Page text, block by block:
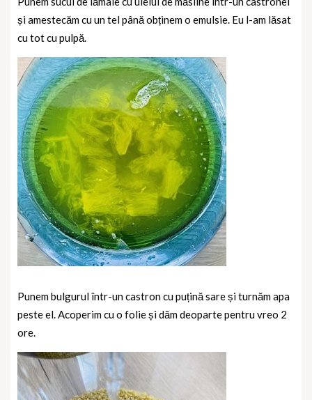
și amestecăm cu un tel până obținem o emulsie. Eu l-am lăsat
cu tot cu pulpă.
Punem bulgurul într-un castron cu puțină sare și turnăm apa
peste el. Acoperim cu o folie și dăm deoparte pentru vreo 2
ore.